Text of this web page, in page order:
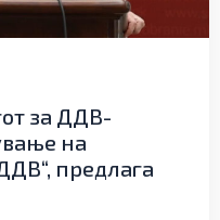
за ДДВ-
на
предлага